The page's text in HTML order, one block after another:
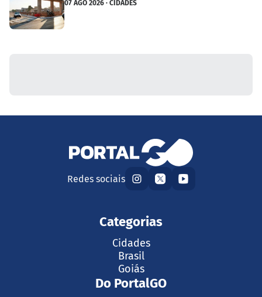
07 AGO 2026 · CIDADES
Redes sociais
Categorias
Cidades
Brasil
Goiás
Do PortalGO